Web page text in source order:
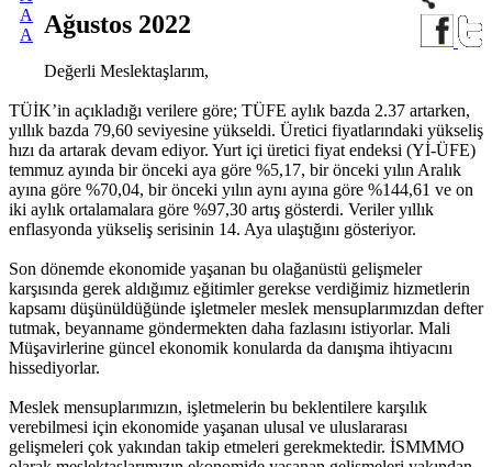
A
A
Ağustos 2022
Değerli Meslektaşlarım,
TÜİK’in açıkladığı verilere göre; TÜFE aylık bazda 2.37 artarken,
yıllık bazda 79,60 seviyesine yükseldi. Üretici fiyatlarındaki yükseliş
hızı da artarak devam ediyor. Yurt içi üretici fiyat endeksi (Yİ-ÜFE)
temmuz ayında bir önceki aya göre %5,17, bir önceki yılın Aralık
ayına göre %70,04, bir önceki yılın aynı ayına göre %144,61 ve on
iki aylık ortalamalara göre %97,30 artış gösterdi. Veriler yıllık
enflasyonda yükseliş serisinin 14. Aya ulaştığını gösteriyor.
Son dönemde ekonomide yaşanan bu olağanüstü gelişmeler
karşısında gerek aldığımız eğitimler gerekse verdiğimiz hizmetlerin
kapsamı düşünüldüğünde işletmeler meslek mensuplarımızdan defter
tutmak, beyanname göndermekten daha fazlasını istiyorlar. Mali
Müşavirlerine güncel ekonomik konularda da danışma ihtiyacını
hissediyorlar.
Meslek mensuplarımızın, işletmelerin bu beklentilere karşılık
verebilmesi için ekonomide yaşanan ulusal ve uluslararası
gelişmeleri çok yakından takip etmeleri gerekmektedir. İSMMMO